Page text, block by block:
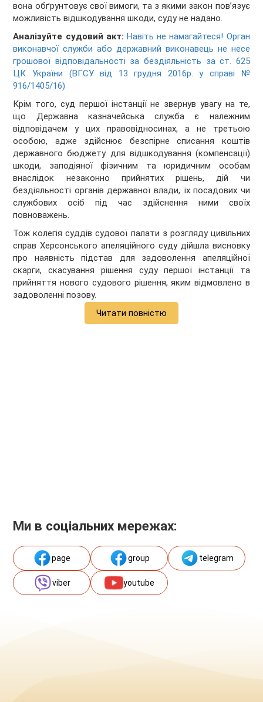
вона обґрунтовує свої вимоги, та з якими закон пов’язує
можливість відшкодування шкоди, суду не надано.
Аналізуйте судовий акт: Навіть не намагайтеся! Орган
виконавчої служби або державний виконавець не несе
грошової відповідальності за бездіяльність за ст. 625
ЦК України (ВГСУ від 13 грудня 2016р. у справі №
916/1405/16)
Крім того, суд першої інстанції не звернув увагу на те,
що Державна казначейська служба є належним
відповідачем у цих правовідносинах, а не третьою
особою, адже здійснює безспірне списання коштів
державного бюджету для відшкодування (компенсації)
шкоди, заподіяної фізичним та юридичним особам
внаслідок незаконно прийнятих рішень, дій чи
бездіяльності органів державної влади, їх посадових чи
службових осіб під час здійснення ними своїх
повноважень.
Тож колегія суддів судової палати з розгляду цивільних
справ Херсонського апеляційного суду дійшла висновку
про наявність підстав для задоволення апеляційної
скарги, скасування рішення суду першої інстанції та
прийняття нового судового рішення, яким відмовлено в
задоволенні позову.
Читати повністю
Ми в соціальних мережах:
page group telegram
viber youtube